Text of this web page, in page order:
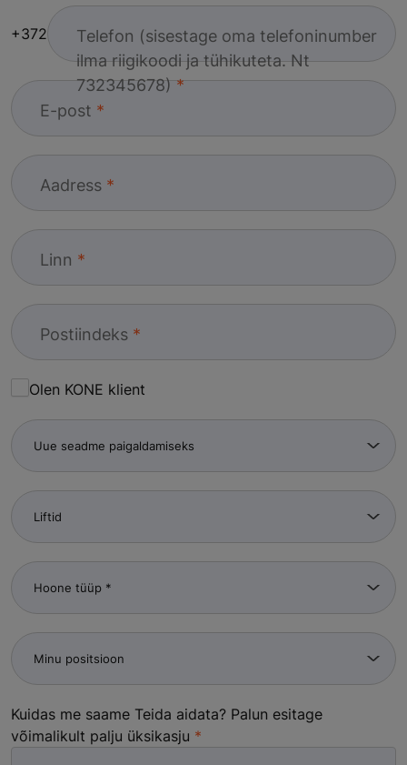
Telefon (sisestage oma telefoninumber
ilma riigikoodi ja tühikuteta. Nt
732345678)
+372
E-post
Aadress
Linn
Postiindeks
Olen KONE klient
Kuidas me saame Teida aidata? Palun esitage
võimalikult palju üksikasju